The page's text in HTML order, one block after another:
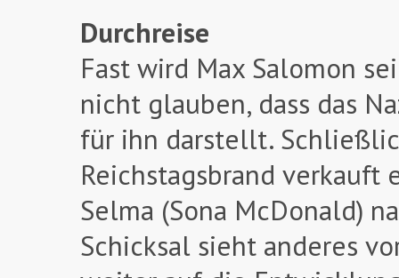
Durchreise
Fast wird Max Salomon
nicht glauben, dass das
für ihn darstellt.
Reichstagsbrand verkauft
Selma (Sona McDonald)
Schicksal sieht anderes